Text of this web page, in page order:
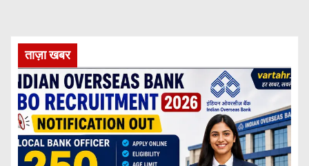
ताज़ा खबर